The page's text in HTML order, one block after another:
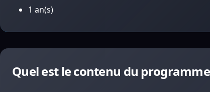
1 an(s)
Quel est le contenu du programme